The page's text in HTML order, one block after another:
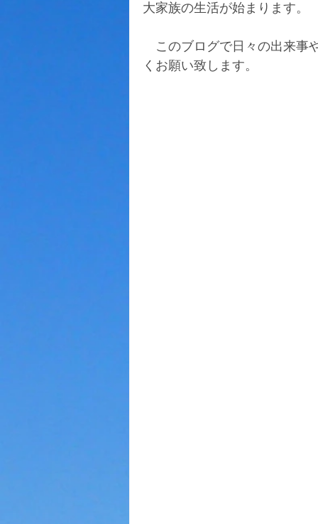
大家族の生活が始まります。
このブログで日々の出来事
くお願い致します。